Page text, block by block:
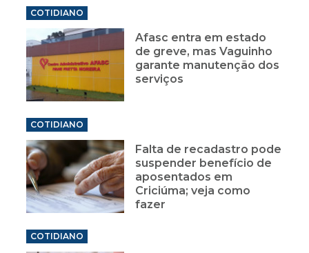
COTIDIANO
Afasc entra em estado
de greve, mas Vaguinho
garante manutenção dos
serviços
COTIDIANO
Falta de recadastro pode
suspender benefício de
aposentados em
Criciúma; veja como
fazer
COTIDIANO